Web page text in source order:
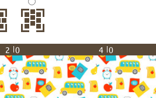
20 40